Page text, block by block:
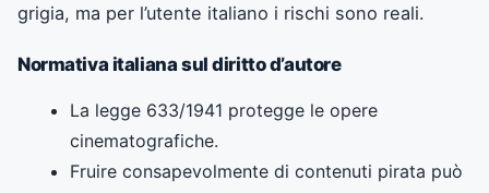
grigia, ma per l’utente italiano i rischi sono reali.
Normativa italiana sul diritto d’autore
La legge 633/1941 protegge le opere
cinematografiche.
Fruire consapevolmente di contenuti pirata può